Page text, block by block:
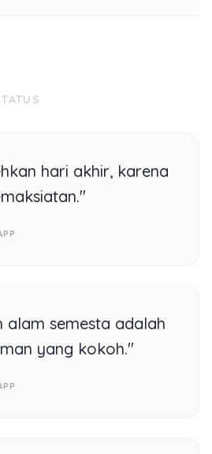
hari akhir, karena
alam semesta adalah
yang kokoh."